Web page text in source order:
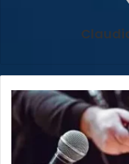
Gremios
periodísticos
académicos